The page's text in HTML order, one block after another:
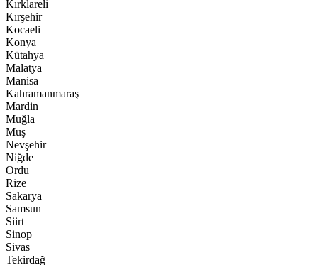
Kırklareli
Kırşehir
Kocaeli
Konya
Kütahya
Malatya
Manisa
Kahramanmaraş
Mardin
Muğla
Muş
Nevşehir
Niğde
Ordu
Rize
Sakarya
Samsun
Siirt
Sinop
Sivas
Tekirdağ